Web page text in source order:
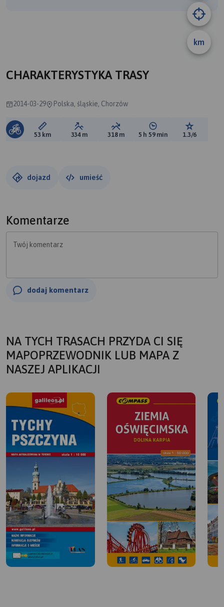
km
CHARAKTERYSTYKA TRASY
2014-03-29 Polska, śląskie, Chorzów
Długość trasy:
53 km Suma przewyższeń:
334 m Suma spadków:
318 m Średni czas potrzebny
5 h 59 min Ocena
1.3/6
dojazd umieść
Komentarze
Twój komentarz
dodaj komentarz
NA TYCH TRASACH PRZYDA CI SIĘ
MAPOPRZEWODNIK LUB MAPA Z
NASZEJ APLIKACJI